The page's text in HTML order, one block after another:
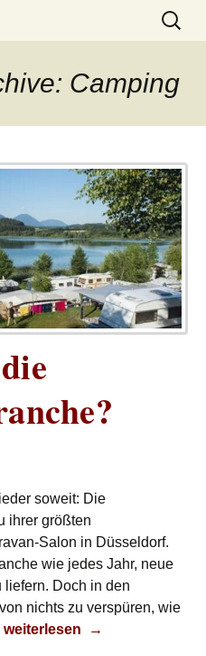
Suchen
nach:
Camping
soweit: Die
ihrer größten
Salon in Düsseldorf.
wie jedes Jahr, neue
liefern. Doch in den
nichts zu verspüren, wie
Wohin geht die Camping-
weiterlesen →